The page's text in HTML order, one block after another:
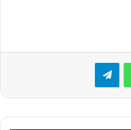
واتساب تيلقرام